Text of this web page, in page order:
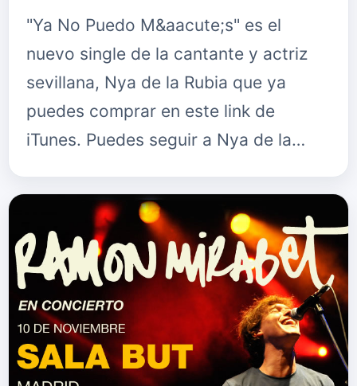
"Ya No Puedo M&aacute;s" es el
nuevo single de la cantante y actriz
sevillana, Nya de la Rubia que ya
puedes comprar en este link de
iTunes. Puedes seguir a Nya de la
www.facebook.com/nyadelarubia Su
Twitter twitter.co…